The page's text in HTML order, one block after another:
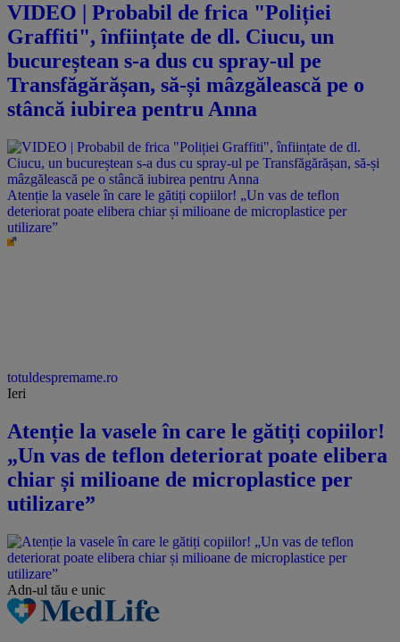
VIDEO | Probabil de frica "Poliției
Graffiti", înființate de dl. Ciucu, un
bucureștean s-a dus cu spray-ul pe
Transfăgărășan, să-și mâzgălească pe o
stâncă iubirea pentru Anna
Atenție la vasele în care le gătiți copiilor! „Un vas de teflon
deteriorat poate elibera chiar și milioane de microplastice per
utilizare”
totuldespremame.ro
Ieri
Atenție la vasele în care le gătiți copiilor!
„Un vas de teflon deteriorat poate elibera
chiar și milioane de microplastice per
utilizare”
Adn-ul tău e unic